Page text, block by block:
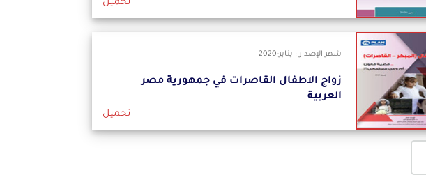
تحميل
شهر الإصدار : يناير-2020
زواج الاطفال القاصرات في جمهورية مصر
العربية
تحميل